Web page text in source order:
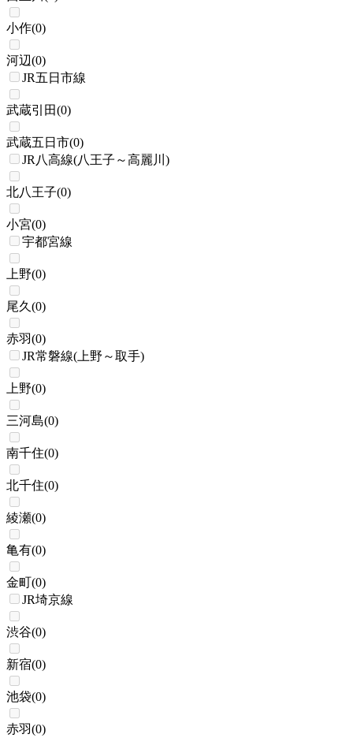
小作(0)
河辺(0)
JR五日市線
武蔵引田(0)
武蔵五日市(0)
JR八高線(八王子～高麗川)
北八王子(0)
小宮(0)
宇都宮線
上野(0)
尾久 (0)
赤羽(0)
JR常磐線(上野～取手)
上野(0)
三河島(0)
南千住(0)
北千住(0)
綾瀬(0)
亀有(0)
金町(0)
JR埼京線
渋谷(0)
新宿(0)
池袋(0)
赤羽(0)